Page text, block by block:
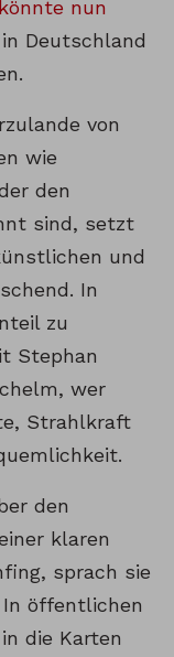
nun
Deutschland
von
wie
den
sind, setzt
und
In
zu
Stephan
wer
Strahlkraft
den
klaren
sprach sie
öffentlichen
die Karten